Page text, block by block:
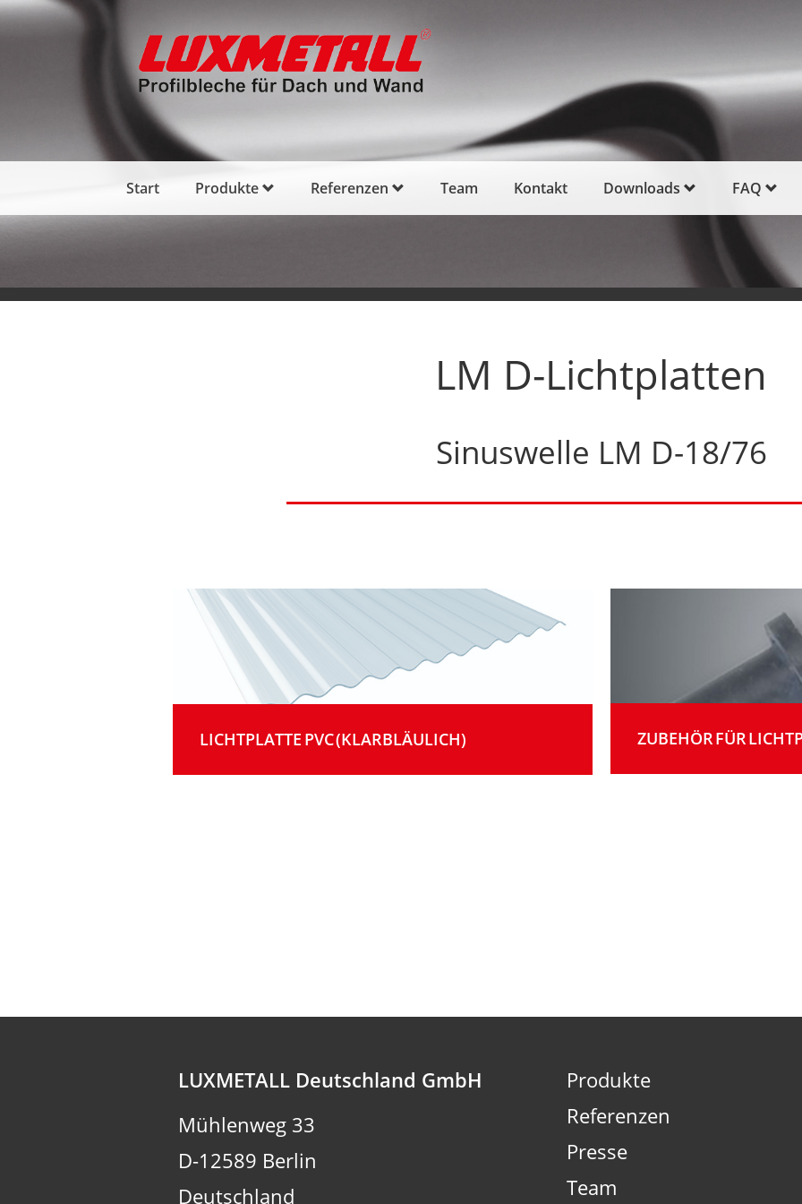
Start Produkte Referenzen Team Kontakt Downloads FAQ
LM D-Lichtplatten
Sinuswelle LM D-18/76
LICHTPLATTE PVC (KLARBLÄULICH) ZUBEHÖR FÜR
LUXMETALL Deutschland GmbH
Mühlenweg 33
D-12589 Berlin
Deutschland
Produkte
Referenzen
Presse
Team